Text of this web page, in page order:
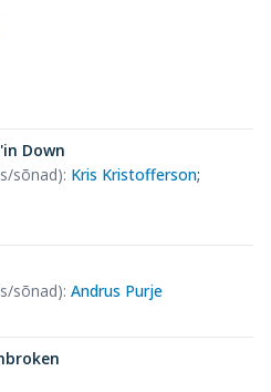
Down
sõnad): Kris Kristofferson;
sõnad): Andrus Purje